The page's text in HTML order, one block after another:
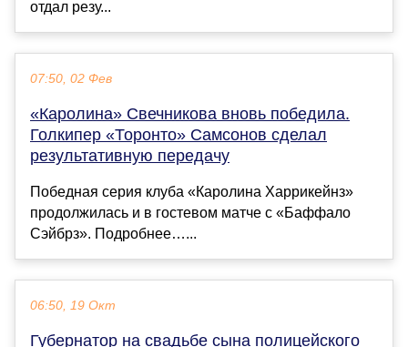
отдал резу...
07:50, 02 Фев
«Каролина» Свечникова вновь победила.
Голкипер «Торонто» Самсонов сделал
результативную передачу
Победная серия клуба «Каролина Харрикейнз»
продолжилась и в гостевом матче с «Баффало
Сэйбрз». Подробнее…...
06:50, 19 Окт
Губернатор на свадьбе сына полицейского